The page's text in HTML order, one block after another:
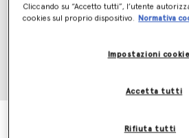
Cliccando su “Accetto tutti”, l’utente
cookies sul proprio dispositivo.
Normativa
Impostazioni cookie
Rifiuta tutti
Accetta tutti